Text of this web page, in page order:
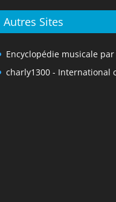
Autres Sites
Encyclopédie musicale par
charly1300 - International